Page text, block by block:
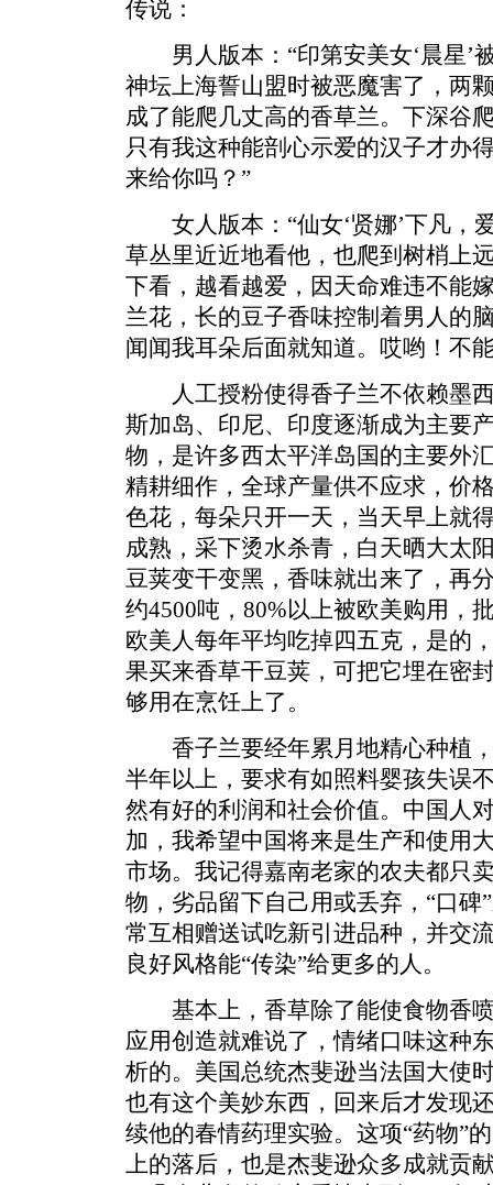
传说：
男人版本：“印第安美女‘晨星’
神坛上海誓山盟时被恶魔害了，两
成了能爬几丈高的香草兰。下深谷
只有我这种能剖心示爱的汉子才办
来给你吗？”
女人版本：“仙女‘贤娜’下凡，
草丛里近近地看他，也爬到树梢上
下看，越看越爱，因天命难违不能
兰花，长的豆子香味控制着男人的
闻闻我耳朵后面就知道。哎哟！不
人工授粉使得香子兰不依赖墨西
斯加岛、印尼、印度逐渐成为主要
物，是许多西太平洋岛国的主要外
精耕细作，全球产量供不应求，价
色花，每朵只开一天，当天早上就
成熟，采下烫水杀青，白天晒大太
豆荚变干变黑，香味就出来了，再
约4500吨，80%以上被欧美购用，
欧美人每年平均吃掉四五克，是的
果买来香草干豆荚，可把它埋在密
够用在烹饪上了。
香子兰要经年累月地精心种植，
半年以上，要求有如照料婴孩失误
然有好的利润和社会价值。中国人
加，我希望中国将来是生产和使用
市场。我记得嘉南老家的农夫都只
物，劣品留下自己用或丢弃，“口碑
常互相赠送试吃新引进品种，并交
良好风格能“传染”给更多的人。
基本上，香草除了能使食物香喷
应用创造就难说了，情绪口味这种
析的。美国总统杰斐逊当法国大使
也有这个美妙东西，回来后才发现
续他的春情药理实验。这项“药物”
上的落后，也是杰斐逊众多成就贡